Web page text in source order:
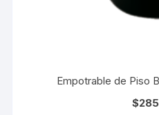
Empotrable de Piso
$